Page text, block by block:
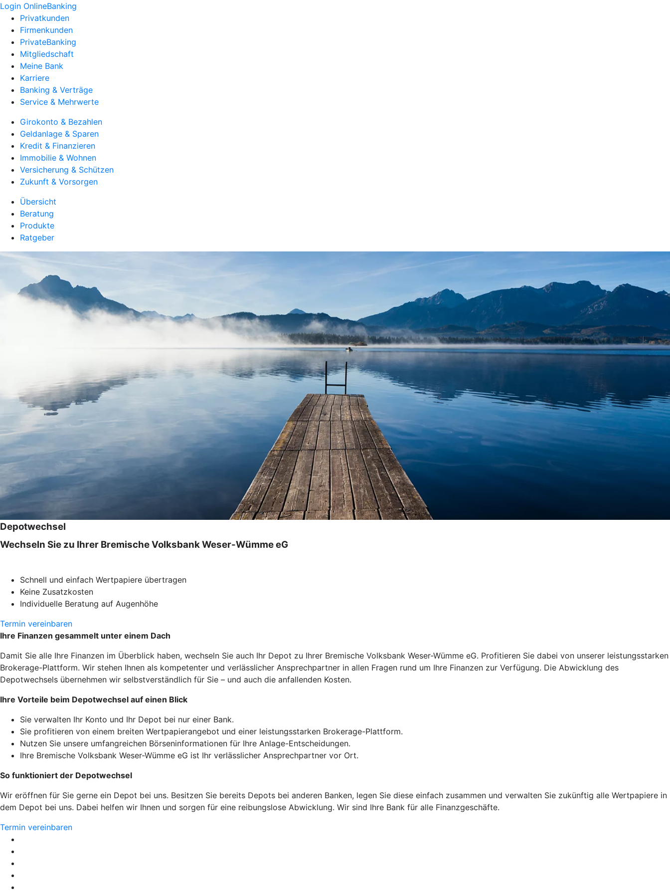
Login OnlineBanking
Privatkunden
Firmenkunden
PrivateBanking
Mitgliedschaft
Meine Bank
Karriere
Banking & Verträge
Service & Mehrwerte
Girokonto & Bezahlen
Geldanlage & Sparen
Kredit & Finanzieren
Immobilie & Wohnen
Versicherung & Schützen
Zukunft & Vorsorgen
Übersicht
Beratung
Produkte
Ratgeber
Depotwechsel
Wechseln Sie zu Ihrer Bremische Volksbank Weser-Wümme eG
Schnell und einfach Wertpapiere übertragen
Keine Zusatzkosten
Individuelle Beratung auf Augenhöhe
Termin vereinbaren
Ihre Finanzen gesammelt unter einem Dach
Damit Sie alle Ihre Finanzen im Überblick haben, wechseln Sie auch Ihr Depot zu Ihrer Bremische Volksbank Weser-Wümme eG. Profitieren Sie dabei von unserer leistungsstarken
Brokerage-Plattform. Wir stehen Ihnen als kompetenter und verlässlicher Ansprechpartner in allen Fragen rund um Ihre Finanzen zur Verfügung. Die Abwicklung des
Depotwechsels übernehmen wir selbstverständlich für Sie – und auch die anfallenden Kosten.
Ihre Vorteile beim Depotwechsel auf einen Blick
Sie verwalten Ihr Konto und Ihr Depot bei nur einer Bank.
Sie profitieren von einem breiten Wertpapierangebot und einer leistungsstarken Brokerage-Plattform.
Nutzen Sie unsere umfangreichen Börseninformationen für Ihre Anlage-Entscheidungen.
Ihre Bremische Volksbank Weser-Wümme eG ist Ihr verlässlicher Ansprechpartner vor Ort.
So funktioniert der Depotwechsel
Wir eröffnen für Sie gerne ein Depot bei uns. Besitzen Sie bereits Depots bei anderen Banken, legen Sie diese einfach zusammen und verwalten Sie zukünftig alle Wertpapiere in
dem Depot bei uns. Dabei helfen wir Ihnen und sorgen für eine reibungslose Abwicklung. Wir sind Ihre Bank für alle Finanzgeschäfte.
Termin vereinbaren